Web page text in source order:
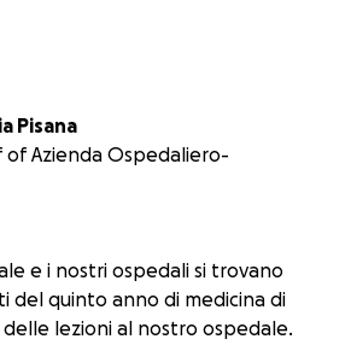
Pisana
of Azienda Ospedaliero-
e i nostri ospedali si trovano
del quinto anno di medicina di
lezioni al nostro ospedale.